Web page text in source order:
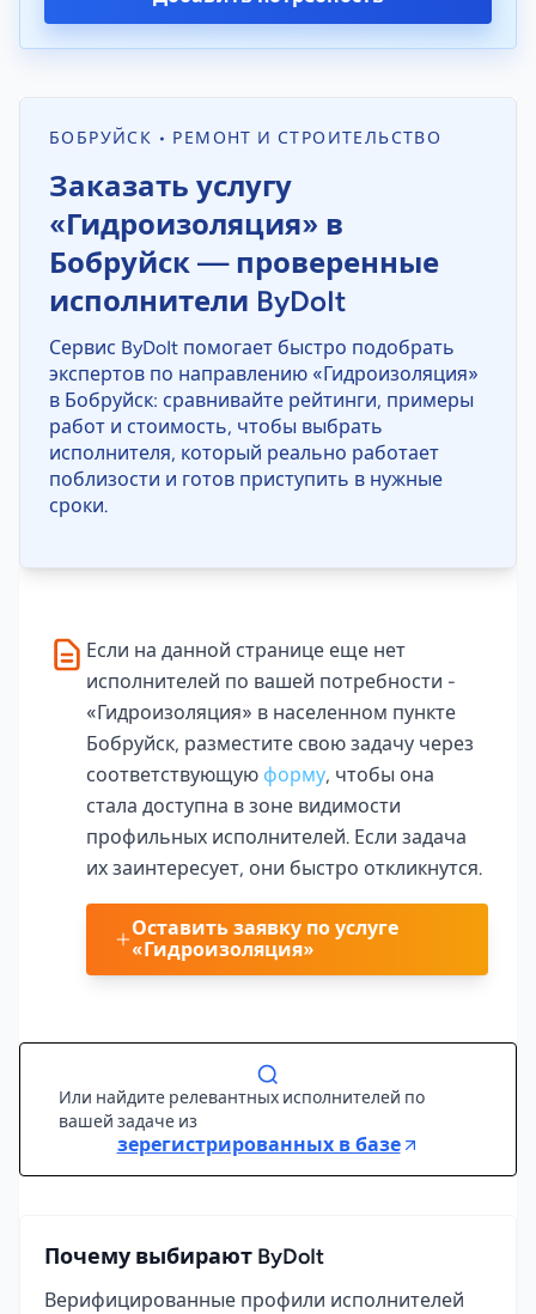
БОБРУЙСК • РЕМОНТ И СТРОИТЕЛЬСТВО
Заказать услугу
«Гидроизоляция» в
Бобруйск — проверенные
исполнители ByDoIt
Сервис ByDoIt помогает быстро подобрать
экспертов по направлению «Гидроизоляция»
в Бобруйск: сравнивайте рейтинги, примеры
работ и стоимость, чтобы выбрать
исполнителя, который реально работает
поблизости и готов приступить в нужные
сроки.
Если на данной странице еще нет
исполнителей по вашей потребности -
«Гидроизоляция» в населенном пункте
Бобруйск, разместите свою задачу через
соответствующую форму, чтобы она
стала доступна в зоне видимости
профильных исполнителей. Если задача
их заинтересует, они быстро откликнутся.
Оставить заявку по услуге
«Гидроизоляция»
Или найдите релевантных исполнителей по
вашей задаче из
зерегистрированных в базе
Почему выбирают ByDoIt
Верифицированные профили исполнителей